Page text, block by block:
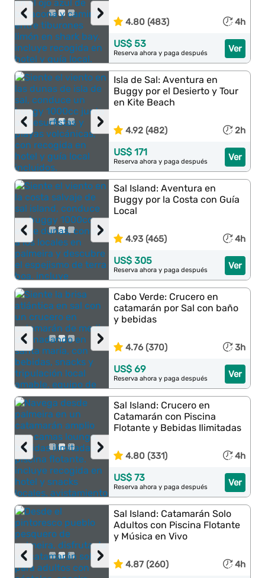
›
‹ 4.80 (483) 4h
Ver
US$ 53
Reserva ahora y paga después
›
‹
Isla de Sal: Aventura en
Buggy por el Desierto y Tour
en Kite Beach
4.92 (482) 2h
Ver
US$ 171
Reserva ahora y paga después
›
‹
Sal Island: Aventura en
Buggy por la Costa con Guía
Local
4.93 (465) 4h
Ver
US$ 305
Reserva ahora y paga después
›
‹
Cabo Verde: Crucero en
catamarán por Sal con baño
y bebidas
4.76 (370) 3h
Ver
US$ 69
Reserva ahora y paga después
›
‹
Sal Island: Crucero en
Catamarán con Piscina
Flotante y Bebidas Ilimitadas
4.80 (331) 4h
Ver
US$ 73
Reserva ahora y paga después
›
‹
Sal Island: Catamarán Solo
Adultos con Piscina Flotante
y Música en Vivo
4.87 (260) 4h